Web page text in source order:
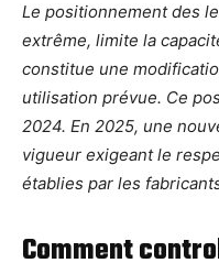
Le positionnement des
extrême, limite la
constitue une
utilisation prévue. Ce
2024. En 2025, une
vigueur exigeant le
établies par les
Comment